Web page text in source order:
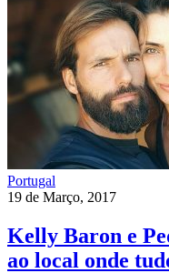
Portugal
19 de Março, 2017
Kelly Baron e
ao local onde